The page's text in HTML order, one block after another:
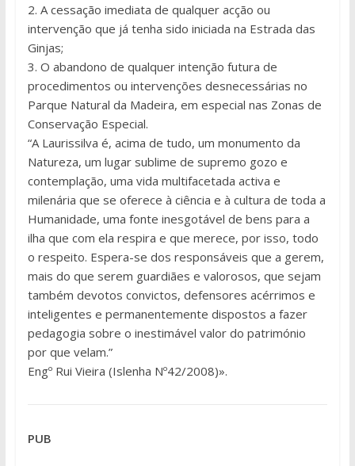
2. A cessação imediata de qualquer acção ou
intervenção que já tenha sido iniciada na Estrada das
Ginjas;
3. O abandono de qualquer intenção futura de
procedimentos ou intervenções desnecessárias no
Parque Natural da Madeira, em especial nas Zonas de
Conservação Especial.
“A Laurissilva é, acima de tudo, um monumento da
Natureza, um lugar sublime de supremo gozo e
contemplação, uma vida multifacetada activa e
milenária que se oferece à ciência e à cultura de toda a
Humanidade, uma fonte inesgotável de bens para a
ilha que com ela respira e que merece, por isso, todo
o respeito. Espera-se dos responsáveis que a gerem,
mais do que serem guardiães e valorosos, que sejam
também devotos convictos, defensores acérrimos e
inteligentes e permanentemente dispostos a fazer
pedagogia sobre o inestimável valor do património
por que velam.”
Engº Rui Vieira (Islenha Nº42/2008)».
PUB